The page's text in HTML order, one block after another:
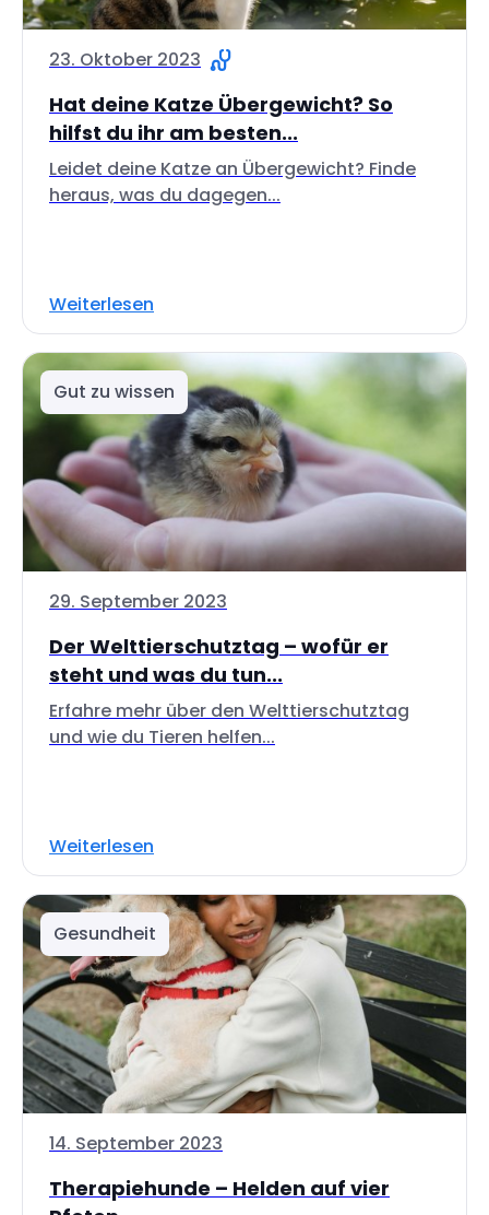
23. Oktober 2023
Hat deine Katze Übergewicht? So
hilfst du ihr am besten...
Leidet deine Katze an Übergewicht? Finde
heraus, was du dagegen...
Weiterlesen
Gut zu wissen
29. September 2023
Der Welttierschutztag – wofür er
steht und was du tun...
Erfahre mehr über den Welttierschutztag
und wie du Tieren helfen...
Weiterlesen
Gesundheit
14. September 2023
Therapiehunde – Helden auf vier